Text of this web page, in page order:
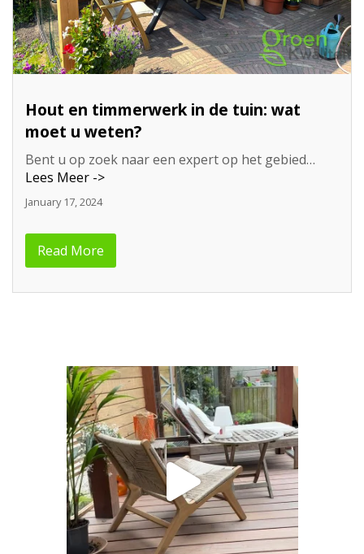
Hout en timmerwerk in de tuin: wat
moet u weten?
Bent u op zoek naar een expert op het gebied…
Lees Meer ->
January 17, 2024
Read More